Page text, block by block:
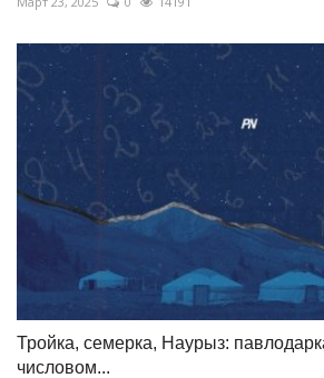
Тройка, семерка, Наурыз:
числовом...